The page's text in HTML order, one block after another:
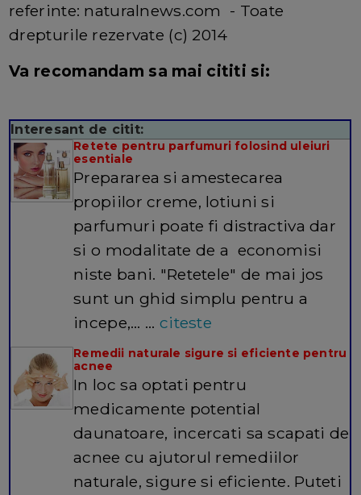
referinte: naturalnews.com - Toate
drepturile rezervate (c) 2014
Va recomandam sa mai cititi si:
Interesant de citit:
Retete pentru parfumuri folosind uleiuri
esentiale
Prepararea si amestecarea
propiilor creme, lotiuni si
parfumuri poate fi distractiva dar
si o modalitate de a economisi
niste bani. "Retetele" de mai jos
sunt un ghid simplu pentru a
incepe,… ... citeste
Remedii naturale sigure si eficiente pentru
acnee
In loc sa optati pentru
medicamente potential
daunatoare, incercati sa scapati de
acnee cu ajutorul remediilor
naturale, sigure si eficiente. Puteti